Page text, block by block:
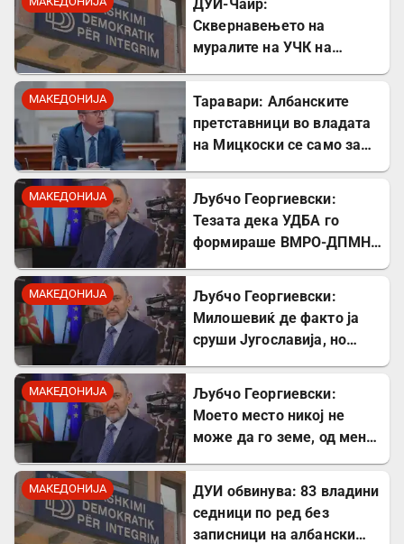
ДУИ-Чаир:
Сквернавењето на
муралите на УЧК на
провокација
МАКЕДОНИЈА
Таравари: Албанските
претставници во владата
на Мицкоски се само за
МАКЕДОНИЈА
Љубчо Георгиевски:
Тезата дека УДБА го
формираше ВМРО-ДПМНЕ
МАКЕДОНИЈА
Љубчо Георгиевски:
Милошевиќ де факто ја
сруши Југославија, но
го видат
МАКЕДОНИЈА
Љубчо Георгиевски:
Моето место никој не
може да го земе, од мене
МАКЕДОНИЈА
ДУИ обвинува: 83 владини
седници по ред без
записници на албански